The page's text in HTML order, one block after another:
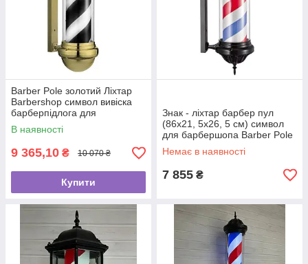
Barber Pole золотий Ліхтар
Barbershop символ вивіска
барберпідлога для
барбершопа GOLD
В наявності
9 365,10 ₴ 10 070 ₴
Купити
Знак - ліхтар барбер пул
(86х21, 5х26, 5 см) символ
для барбершопа Barber Pole
ліхтар-вивіска для
барбершопа
Немає в наявності
7 855 ₴